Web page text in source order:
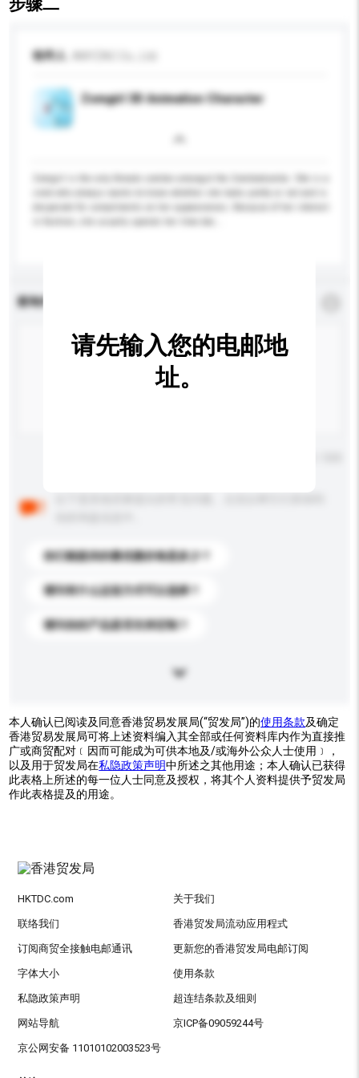
步骤二
收件人
Zomgirl 3D Animation Character
查询内容
你们能提供的最优惠价格是多少？
请问有什么运送方式可以选择？
请问你的产品是否支持定制？
请先输入您的电邮地
址。
本人确认已阅读及同意香港贸易发展局(“贸发局”)的使用条款及确定
香港贸易发展局可将上述资料编入其全部或任何资料库内作为直接推
广或商贸配对﹝因而可能成为可供本地及/或海外公众人士使用﹞，
以及用于贸发局在私隐政策声明中所述之其他用途；本人确认已获得
此表格上所述的每一位人士同意及授权，将其个人资料提供予贸发局
作此表格提及的用途。
HKTDC.com 关于我们
联络我们 香港贸发局流动应用程式
订阅商贸全接触电邮通讯 更新您的香港贸发局电邮订阅
字体大小 使用条款
私隐政策声明 超连结条款及细则
网站导航 京ICP备09059244号
京公网安备 11010102003523号